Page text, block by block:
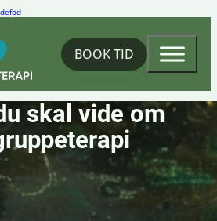
BOOK TID
skal vide om